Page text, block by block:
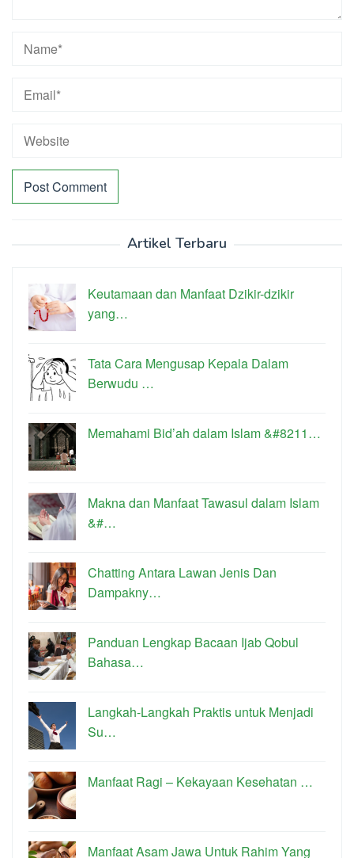
Artikel Terbaru
Keutamaan dan Manfaat Dzikir-dzikir
yang…
Tata Cara Mengusap Kepala Dalam
Berwudu …
Memahami Bid’ah dalam Islam &#8211…
Makna dan Manfaat Tawasul dalam Islam
&#…
Chatting Antara Lawan Jenis Dan
Dampakny…
Panduan Lengkap Bacaan Ijab Qobul
Bahasa…
Langkah-Langkah Praktis untuk Menjadi
Su…
Manfaat Ragi – Kekayaan Kesehatan …
Manfaat Asam Jawa Untuk Rahim Yang